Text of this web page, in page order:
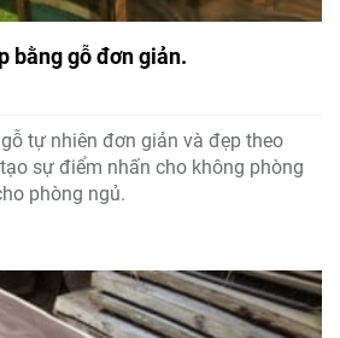
bằng gỗ đơn giản.
tự nhiên đơn giản và đẹp theo
sự điểm nhấn cho không phòng
phòng ngủ.